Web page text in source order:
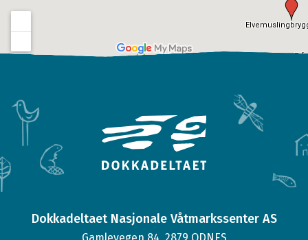
Dokkadeltaet Nasjonale Våtmarkssenter AS